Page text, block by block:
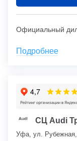
Официальный
Подробнее
СЦ Audi
Уфа, ул.